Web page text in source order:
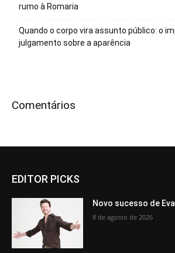
rumo à Romaria
Quando o corpo vira assunto público: o
julgamento sobre a aparência
Comentários
EDITOR PICKS
Novo sucesso de
8 de agosto de 2026